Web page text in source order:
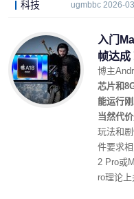
科技 ugmbbc 2026-
入门
帧达成
博主
芯片和
能运行
当然代
玩法和
件要求
2 Pro或
ro理论上